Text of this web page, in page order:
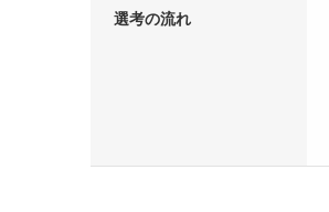
選考の流れ